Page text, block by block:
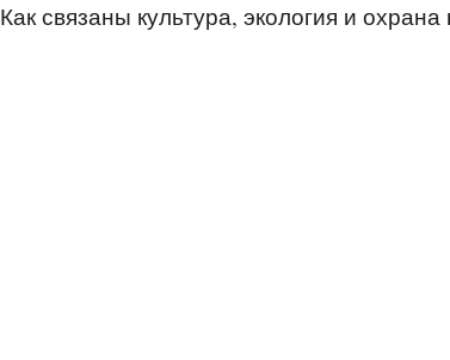
Как связаны культура, экология и